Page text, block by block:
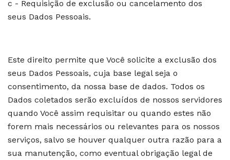
c - Requisição de exclusão ou cancelamento dos
seus Dados Pessoais.
Este direito permite que Você solicite a exclusão dos
seus Dados Pessoais, cuja base legal seja o
consentimento, da nossa base de dados. Todos os
Dados coletados serão excluídos de nossos servidores
quando Você assim requisitar ou quando estes não
forem mais necessários ou relevantes para os nossos
serviços, salvo se houver qualquer outra razão para a
sua manutenção, como eventual obrigação legal de